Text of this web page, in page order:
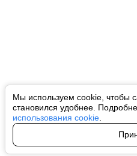
Мы используем cookie, чтобы
становился удобнее.
использования cookie